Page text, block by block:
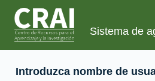
Sistema de
Introduzca nombre de